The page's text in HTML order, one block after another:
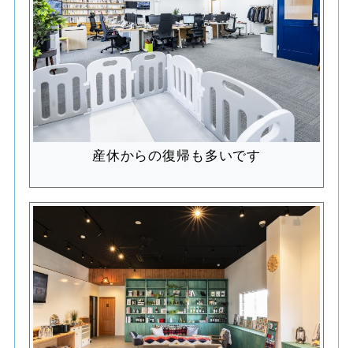
産休からの復帰も多いです